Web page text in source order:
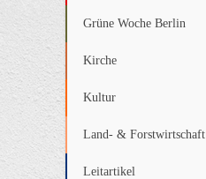
Grüne Woche Berlin
Kirche
Kultur
Land- & Forstwirtschaft
Leitartikel